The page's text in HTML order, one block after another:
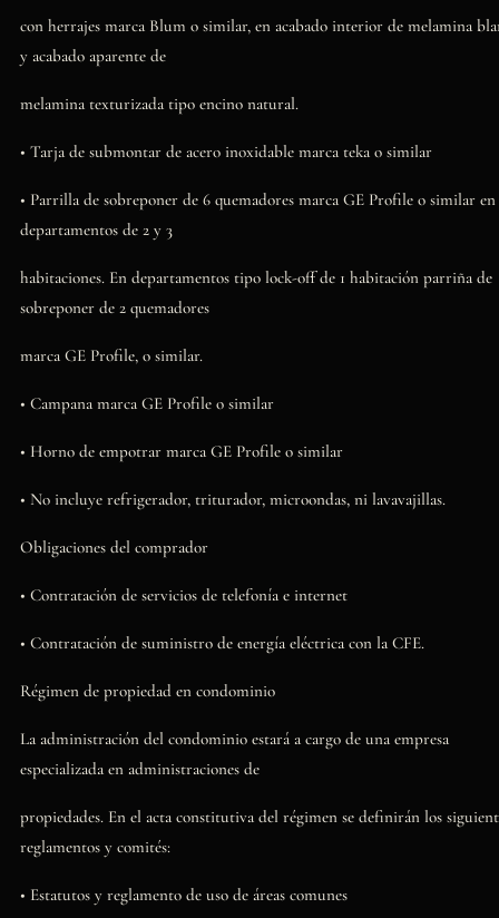
con herrajes marca Blum o similar, en acabado interior de melamina
y acabado aparente de
melamina texturizada tipo encino natural.
• Tarja de submontar de acero inoxidable marca teka o similar
• Parrilla de sobreponer de 6 quemadores marca GE Profile o similar en
departamentos de 2 y 3
habitaciones. En departamentos tipo lock-off de 1 habitación parriña de
sobreponer de 2 quemadores
marca GE Profile, o similar.
• Campana marca GE Profile o similar
• Horno de empotrar marca GE Profile o similar
• No incluye refrigerador, triturador, microondas, ni lavavajillas.
Obligaciones del comprador
• Contratación de servicios de telefonía e internet
• Contratación de suministro de energía eléctrica con la CFE.
Régimen de propiedad en condominio
La administración del condominio estará a cargo de una empresa
especializada en administraciones de
propiedades. En el acta constitutiva del régimen se definirán los
reglamentos y comités:
• Estatutos y reglamento de uso de áreas comunes